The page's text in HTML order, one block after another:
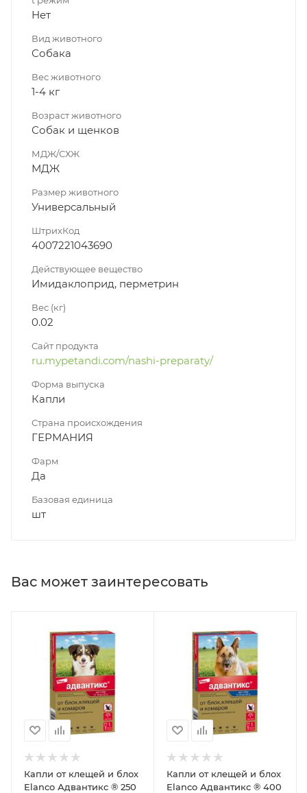
Нет
Вид животного
Собака
Вес животного
1-4 кг
Возраст животного
Собак и щенков
МДЖ/СХЖ
МДЖ
Размер животного
Универсальный
ШтрихКод
4007221043690
Действующее вещество
Имидаклоприд, перметрин
Вес (кг)
0.02
Сайт продукта
ru.mypetandi.com/nashi-preparaty/
Форма выпуска
Капли
Страна происхождения
ГЕРМАНИЯ
Фарм
Да
Базовая единица
шт
Вас может заинтересовать
Капли от клещей и блох
Elanco Адвантикс ® 250
Капли от клещей и блох
Elanco Адвантикс ® 400